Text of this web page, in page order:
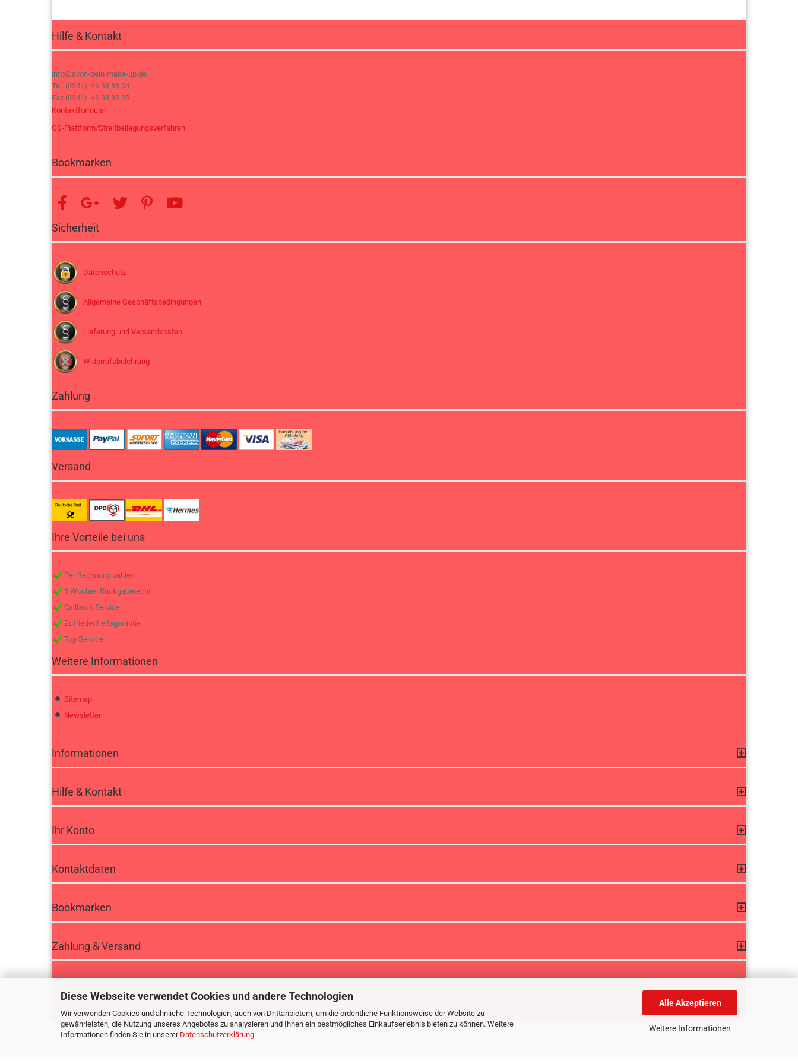
Diese Webseite verwendet Cookies und andere Technologien
Wir verwenden Cookies und ähnliche Technologien, auch von Drittanbietern, um die ordentliche Funktionsweise der Website zu
gewährleisten, die Nutzung unseres Angebotes zu analysieren und Ihnen ein bestmögliches Einkaufserlebnis bieten zu können. Weitere
Informationen finden Sie in unserer Datenschutzerklärung.
Alle Akzeptieren
Weitere Informationen
Hilfe & Kontakt
info@avon-dein-make-up.de
Tel. (0341) 46 38 83 04
Fax (0341) 46 38 83 05
Kontaktformular
OS-Plattform/Streitbeilegungsverfahren
Bookmarken
Sicherheit
Datenschutz
Allgemeine Geschäftsbedingungen
Lieferung und Versandkosten
Widerrufsbelehrung
Zahlung
Versand
Ihre Vorteile bei uns
Per Rechnung zahlen
6 Wochen Rückgaberecht
Callback Service
Zufriedenheitsgarantie
Top Service
Weitere Informationen
Sitemap
Newsletter
Informationen
Hilfe & Kontakt
Ihr Konto
Kontaktdaten
Bookmarken
Zahlung & Versand
Impressum |AGB|Datenschutz|Widerrufsbelehrung
Internetshop bei Gambio.de© 2015 Gambio